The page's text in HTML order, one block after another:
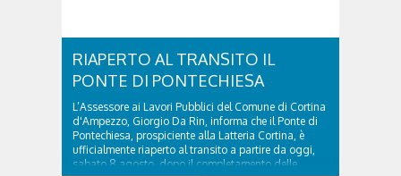
RIAPERTO AL TRANSITO IL
PONTE DI PONTECHIESA
L’Assessore ai Lavori Pubblici del Comune di Cortina
d'Ampezzo, Giorgio Da Rin, informa che il Ponte di
Pontechiesa, prospiciente alla Latteria Cortina, è
ufficialmente riaperto al transito a partire da oggi,
sabato 8 agosto, dopo il completamento delle